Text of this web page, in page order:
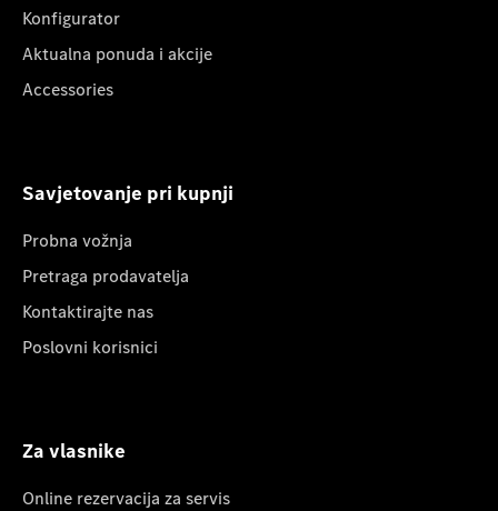
Konfigurator
Aktualna ponuda i akcije
Accessories
Savjetovanje pri kupnji
Probna vožnja
Pretraga prodavatelja
Kontaktirajte nas
Poslovni korisnici
Za vlasnike
Online rezervacija za servis